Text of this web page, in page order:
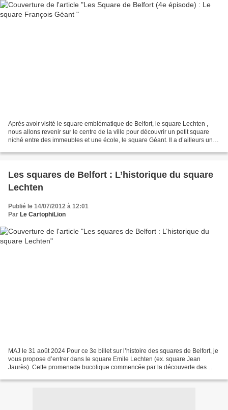
Après avoir visité le square emblématique de Belfort, le square Lechten ,
nous allons revenir sur le centre de la ville pour découvrir un petit square
niché entre des immeubles et une école, le square Géant. Il a d’ailleurs un
Les squares de Belfort : L’historique du square
Lechten
Publié le 14/07/2012 à 12:01
Par Le CartophiLion
MAJ le 31 août 2024 Pour ce 3e billet sur l’histoire des squares de Belfort, je
vous propose d’entrer dans le square Emile Lechten (ex. square Jean
Jaurès). Cette promenade bucolique commencée par la découverte des